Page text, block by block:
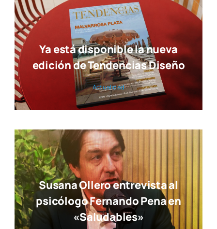
Ya está disponible la nueva
edición de Tendencias Diseño
Actua­li­dad
Susana Ollero entrevista al
psicólogo Fernando Pena en
«Saludables»